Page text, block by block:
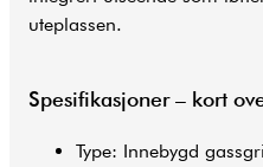
uteplassen.
Spesifikasjoner – kort
Type: Innebygd